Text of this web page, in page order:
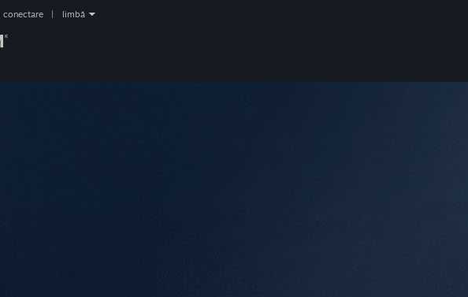
conectare limbă